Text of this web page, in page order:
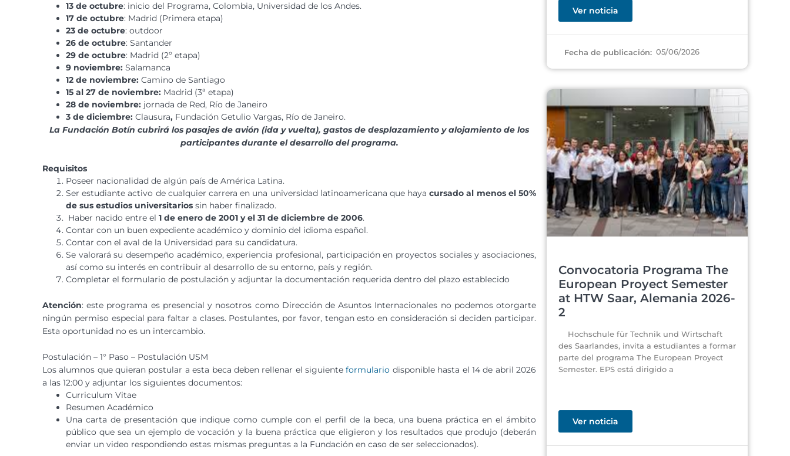
13 de octubre: inicio del Programa, Colombia, Universidad de los Andes.
17 de octubre: Madrid (Primera etapa)
23 de octubre: outdoor
26 de octubre: Santander
29 de octubre: Madrid (2º etapa)
9 noviembre: Salamanca
12 de noviembre: Camino de Santiago
15 al 27 de noviembre: Madrid (3ª etapa)
28 de noviembre: jornada de Red, Río de Janeiro
3 de diciembre: Clausura, Fundación Getulio Vargas, Río de Janeiro.
La Fundación Botín cubrirá los pasajes de avión (ida y vuelta), gastos de desplazamiento y alojamiento de los
participantes durante el desarrollo del programa.
Requisitos
Poseer nacionalidad de algún país de América Latina.
Ser estudiante activo de cualquier carrera en una universidad latinoamericana que hayacursado al menos el 50%
de sus estudios universitarios sin haber finalizado.
Haber nacido entre el 1 de enero de 2001 y el 31 de diciembre de 2006.
Contar con un buen expediente académico y dominio del idioma español.
Contar con el aval de la Universidad para su candidatura.
Se valorará su desempeño académico, experiencia profesional, participación en proyectos sociales y asociaciones,
así como su interés en contribuir al desarrollo de su entorno, país y región.
Completar el formulario de postulación y adjuntar la documentación requerida dentro del plazo establecido
Atención: este programa es presencial y nosotros como Dirección de Asuntos Internacionales no podemos otorgarte
ningún permiso especial para faltar a clases. Postulantes, por favor, tengan esto en consideración si deciden participar.
Esta oportunidad no es un intercambio.
Postulación – 1° Paso – Postulación USM
Los alumnos que quieran postular a esta beca deben rellenar el siguienteformulario disponible hasta el 14 de abril 2026
a las 12:00 y adjuntar los siguientes documentos:
Curriculum Vitae
Resumen Académico
Una carta de presentación que indique como cumple con el perfil de la beca, una buena práctica en el ámbito
público que sea un ejemplo de vocación y la buena práctica que eligieron y los resultados que produjo (deberán
enviar un video respondiendo estas mismas preguntas a la Fundación en caso de ser seleccionados).
Ver noticia
Fecha de publicación: 05/06/2026
Convocatoria Programa The
European Proyect Semester
at HTW Saar, Alemania 2026-
2
Hochschule für Technik und Wirtschaft
des Saarlandes, invita a estudiantes a formar
parte del programa The European Proyect
Semester. EPS está dirigido a
Ver noticia